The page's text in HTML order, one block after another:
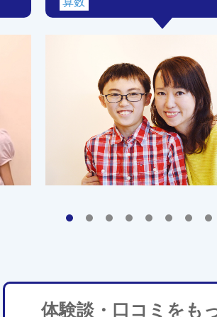
体験談・口コミをも